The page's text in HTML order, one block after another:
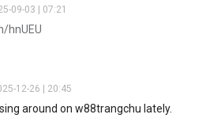
09-03 | 07:21
hnUEU
12-26 | 20:45
around on w88trangchu lately.